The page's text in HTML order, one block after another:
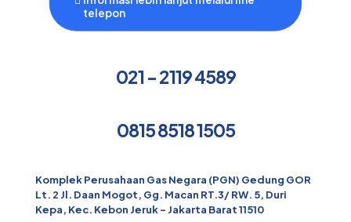
telepon
021 - 2119 4589
0815 8518 1505
Komplek Perusahaan Gas Negara (PGN) Gedung GOR
Lt. 2 Jl. Daan Mogot, Gg. Macan RT.3/ RW. 5, Duri
Kepa, Kec. Kebon Jeruk - Jakarta Barat 11510